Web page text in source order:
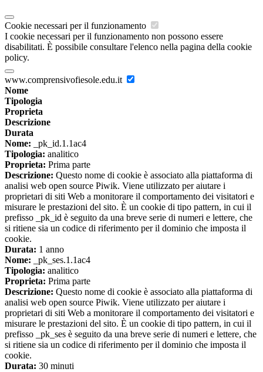
Cookie necessari per il funzionamento
I cookie necessari per il funzionamento non possono essere
disabilitati. È possibile consultare l'elenco nella pagina della cookie
policy.
www.comprensivofiesole.edu.it
Nome
Tipologia
Proprieta
Descrizione
Durata
Nome: _pk_id.1.1ac4
Tipologia: analitico
Proprieta: Prima parte
Descrizione: Questo nome di cookie è associato alla piattaforma di
analisi web open source Piwik. Viene utilizzato per aiutare i
proprietari di siti Web a monitorare il comportamento dei visitatori e
misurare le prestazioni del sito. È un cookie di tipo pattern, in cui il
prefisso _pk_id è seguito da una breve serie di numeri e lettere, che
si ritiene sia un codice di riferimento per il dominio che imposta il
cookie.
Durata: 1 anno
Nome: _pk_ses.1.1ac4
Tipologia: analitico
Proprieta: Prima parte
Descrizione: Questo nome di cookie è associato alla piattaforma di
analisi web open source Piwik. Viene utilizzato per aiutare i
proprietari di siti Web a monitorare il comportamento dei visitatori e
misurare le prestazioni del sito. È un cookie di tipo pattern, in cui il
prefisso _pk_ses è seguito da una breve serie di numeri e lettere, che
si ritiene sia un codice di riferimento per il dominio che imposta il
cookie.
Durata: 30 minuti